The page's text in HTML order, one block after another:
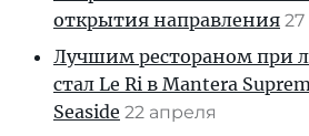
открытия направления
Лучшим рестораном при
стал Le Ri в Mantera
Seaside 22 апреля